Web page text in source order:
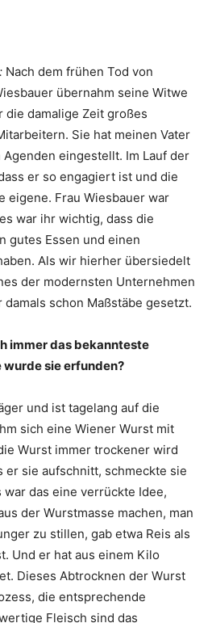
Nach dem frühen Tod von
übernahm seine Witwe
die damalige Zeit großes
Sie hat meinen Vater
eingestellt. Im Lauf der
er so engagiert ist und die
eigene. Frau Wiesbauer war
war ihr wichtig, dass die
gutes Essen und einen
Als wir hierher übersiedelt
der modernsten Unternehmen
damals schon Maßstäbe gesetzt.
immer das bekannteste
wurde sie erfunden?
und ist tagelang auf die
sich eine Wiener Wurst mit
Wurst immer trockener wird
er sie aufschnitt, schmeckte sie
war das eine verrückte Idee,
der Wurstmasse machen, man
zu stillen, gab etwa Reis als
Und er hat aus einem Kilo
Dieses Abtrocknen der Wurst
die entsprechende
Fleisch sind das